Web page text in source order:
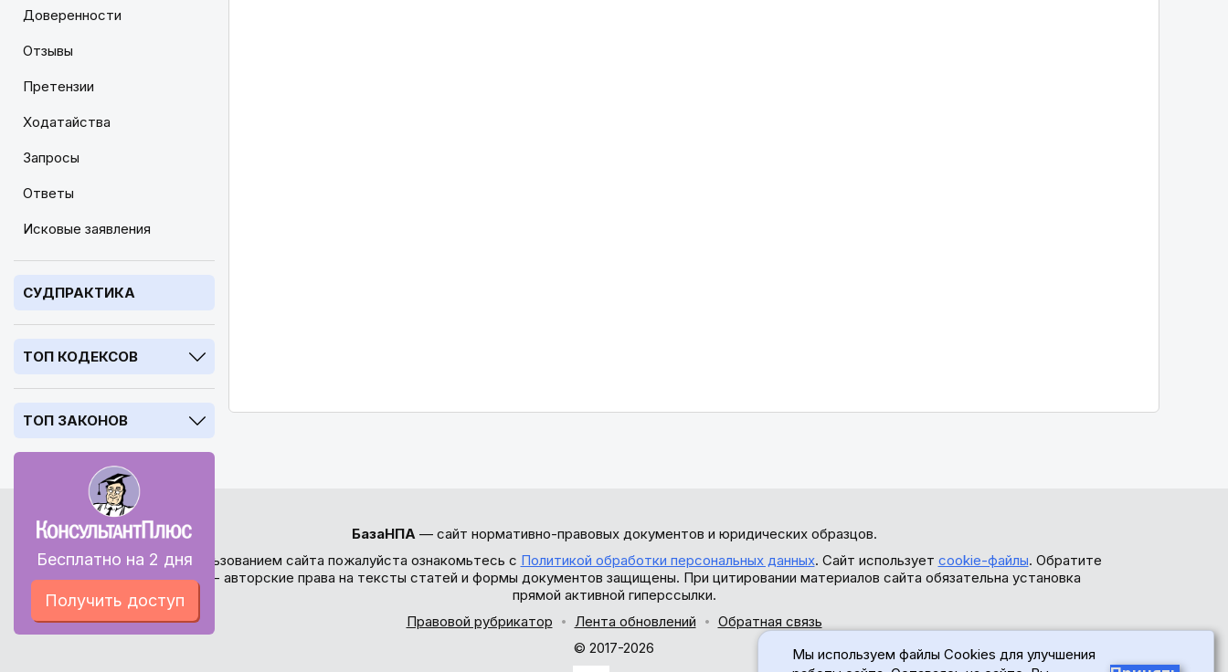
Доверенности
Отзывы
Претензии
Ходатайства
Запросы
Ответы
Исковые заявления
СУДПРАКТИКА
ТОП КОДЕКСОВ
ТОП ЗАКОНОВ
Бесплатно на 2 дня
Получить доступ
БазаНПА— сайт нормативно-правовых документов и юридических образцов.
Перед использованием сайта пожалуйста ознакомьтесь с Политикой обработки персональных данных. Сайт использует cookie-файлы. Обратите
внимание - авторские права на тексты статей и формы документов защищены. При цитировании материалов сайта обязательна установка
прямой активной гиперссылки.
Правовой рубрикатор
Лента обновлений
Обратная связь
© 2017-2026
Мы используем файлы Cookies для улучшения